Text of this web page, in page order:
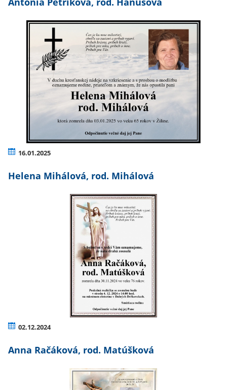
16.01.2025
Helena Mihálová, rod. Mihálová
02.12.2024
Anna Račáková, rod. Matúšková